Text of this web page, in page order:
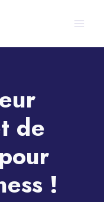
de
!